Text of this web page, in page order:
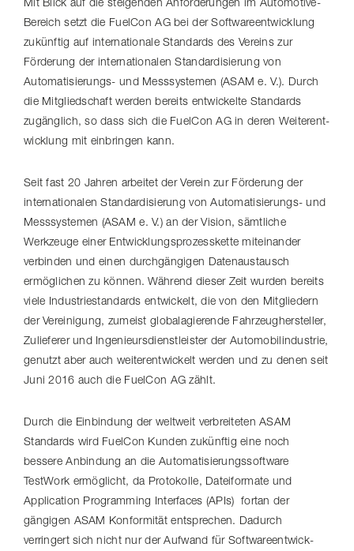
Bereich setzt die FuelCon AG bei der Soft­ware­ent­wick­lung
zukünftig auf internationale Standards des Vereins zur
Förderung der inter­na­tio­nalen Stan­dar­di­sie­rung von
Automatisierungs-​ und Messsystemen (ASAM e. V.). Durch
die Mitgliedschaft werden bereits entwickelte Standards
zugänglich, so dass sich die FuelCon AG in deren Weiter­ent­
wick­lung mit einbringen kann.
Seit fast 20 Jahren arbeitet der Verein zur Förderung der
inter­na­tio­nalen Stan­dar­di­sie­rung von Automatisierungs-​ und
Messsystemen (ASAM e. V.) an der Vision, sämtliche
Werkzeuge einer Entwick­lungs­pro­zess­kette miteinander
verbinden und einen durchgängigen Datenaustausch
ermöglichen zu können. Während dieser Zeit wurden bereits
viele Indus­trie­stan­dards entwickelt, die von den Mitgliedern
der Vereinigung, zumeist globala­gie­rende Fahr­zeug­her­steller,
Zulieferer und Inge­nieurs­dienst­leister der Auto­mo­bil­in­dus­trie,
genutzt aber auch weiter­ent­wi­ckelt werden und zu denen seit
Juni 2016 auch die FuelCon AG zählt.
Durch die Einbindung der weltweit verbreiteten ASAM
Standards wird FuelCon Kunden zukünftig eine noch
bessere Anbindung an die Auto­ma­ti­sie­rungs­soft­ware
TestWork ermöglicht, da Protokolle, Dateiformate und
Application Programming Interfaces (APIs) fortan der
gängigen ASAM Konformität entsprechen. Dadurch
verringert sich nicht nur der Aufwand für Soft­ware­ent­wick­